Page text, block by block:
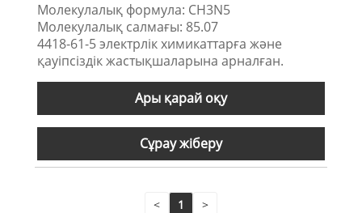
Молекулалық формула: CH3N5
Молекулалық салмағы: 85.07
4418-61-5 электрлік химикаттарға және
қауіпсіздік жастықшаларына арналған.
Ары қарай оқу
Сұрау жіберу
< 1 >